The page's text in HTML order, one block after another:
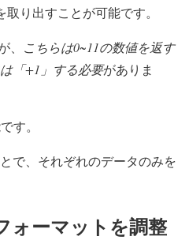
取り出すことが可能です。
、 こちらは0~11の数値を返す
「+1」する必要がありま
す。
で、それぞれのデータのみを
ォーマットを調整